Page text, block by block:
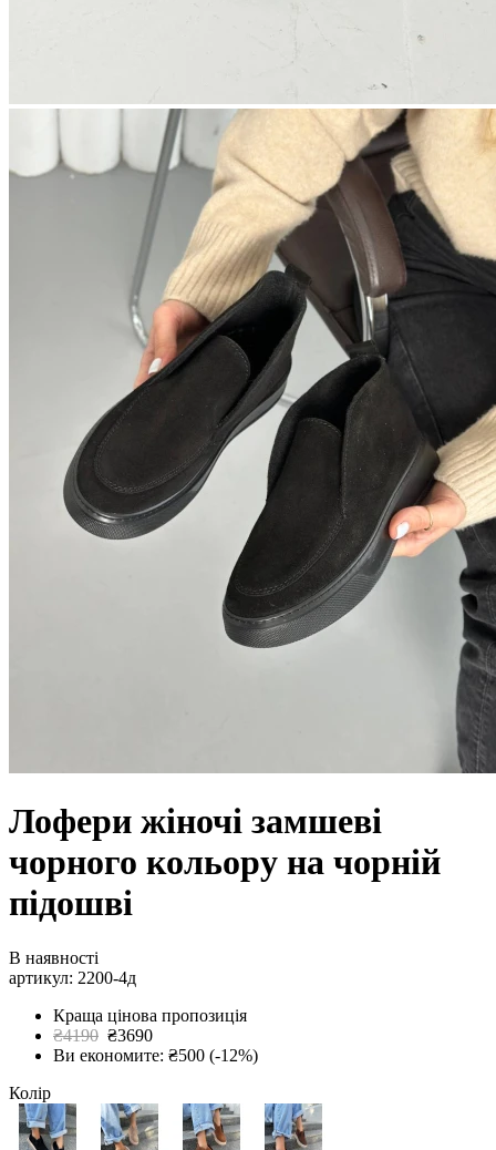
Лофери жіночі замшеві
чорного кольору на чорній
підошві
В наявності
артикул: 2200-4д
Краща цінова пропозиція
₴4190 ₴3690
Ви економите: ₴500 (-12%)
Колір